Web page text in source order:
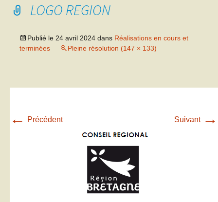
LOGO REGION
Publié le 24 avril 2024 dans Réalisations en cours et
terminées
Pleine résolution (147 × 133)
← Précédent Suivant →